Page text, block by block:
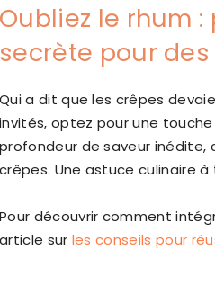
Oubliez le rhum
secrète pour
Qui a dit que les crêpes
invités, optez pour une
profondeur de saveur
crêpes. Une astuce culinaire
Pour découvrir comment
article sur les conseils pour